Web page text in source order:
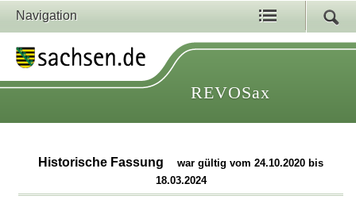
Navigation
REVOSax
Historische Fassung
war gültig vom 24.10.2020 bis
18.03.2024